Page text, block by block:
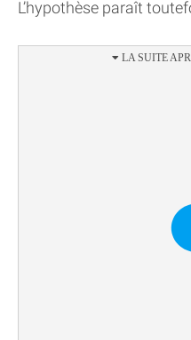
L’hypothèse paraît